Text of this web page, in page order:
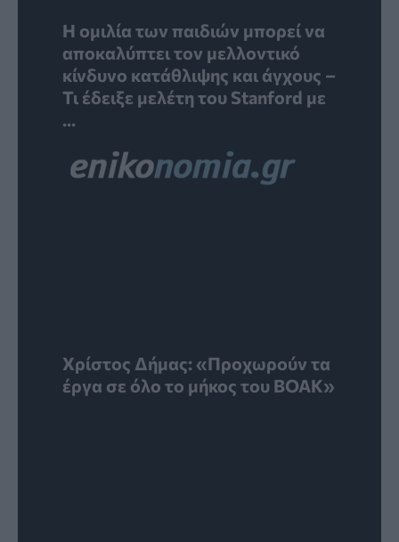
Η ομιλία των παιδιών μπορεί να
αποκαλύπτει τον μελλοντικό
κίνδυνο κατάθλιψης και άγχους –
Τι έδειξε μελέτη του Stanford με
...
Χρίστος Δήμας: «Προχωρούν τα
έργα σε όλο το μήκος του ΒΟΑΚ»